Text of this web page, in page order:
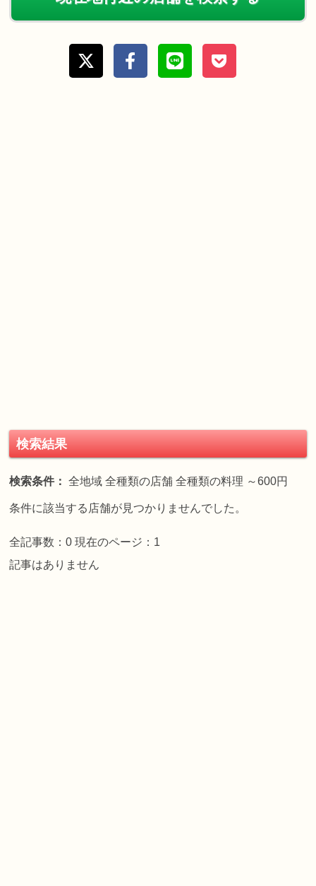
検索結果
検索条件： 全地域 全種類の店舗 全種類の料理 ～600円
条件に該当する店舗が見つかりませんでした。
全記事数：0 現在のページ：1
記事はありません